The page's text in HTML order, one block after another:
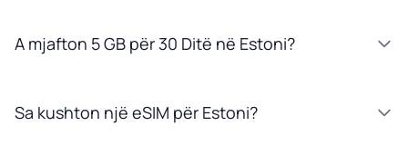
A mjafton 5 GB për 30 Ditë në Estoni?
Sa kushton një eSIM për Estoni?